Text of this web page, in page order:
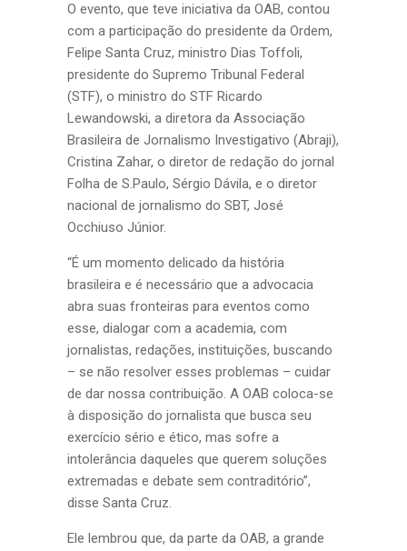
O evento, que teve iniciativa da OAB, contou
com a participação do presidente da Ordem,
Felipe Santa Cruz, ministro Dias Toffoli,
presidente do Supremo Tribunal Federal
(STF), o ministro do STF Ricardo
Lewandowski, a diretora da Associação
Brasileira de Jornalismo Investigativo (Abraji),
Cristina Zahar, o diretor de redação do jornal
Folha de S.Paulo, Sérgio Dávila, e o diretor
nacional de jornalismo do SBT, José
Occhiuso Júnior.
“É um momento delicado da história
brasileira e é necessário que a advocacia
abra suas fronteiras para eventos como
esse, dialogar com a academia, com
jornalistas, redações, instituições, buscando
– se não resolver esses problemas – cuidar
de dar nossa contribuição. A OAB coloca-se
à disposição do jornalista que busca seu
exercício sério e ético, mas sofre a
intolerância daqueles que querem soluções
extremadas e debate sem contraditório”,
disse Santa Cruz.
Ele lembrou que, da parte da OAB, a grande